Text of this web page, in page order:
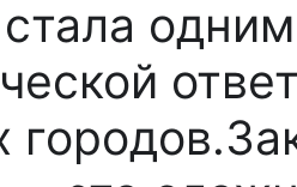
городов.